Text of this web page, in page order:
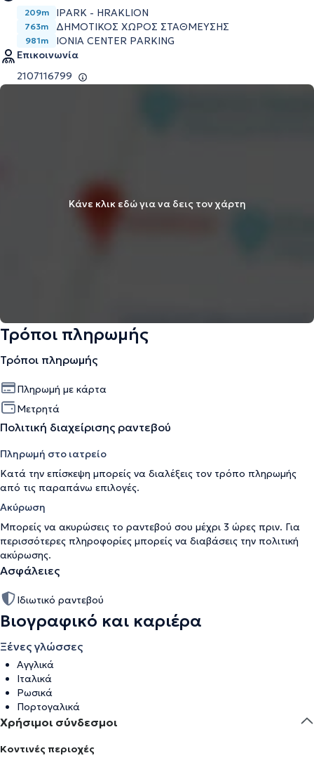
209m IPARK - HRAKLION
763m ΔΗΜΟΤΙΚΟΣ ΧΩΡΟΣ ΣΤΑΘΜΕΥΣΗΣ
981m
IONIA CENTER PARKING
Επικοινωνία
2107116799
Κάνε κλικ εδώ για να δεις τον χάρτη
Τρόποι πληρωμής
Τρόποι πληρωμής
Πληρωμή με κάρτα
Μετρητά
Πολιτική διαχείρισης ραντεβού
Πληρωμή στο ιατρείο
Κατά την επίσκεψη μπορείς να διαλέξεις τον τρόπο πληρωμής
από τις παραπάνω επιλογές.
Ακύρωση
Μπορείς να ακυρώσεις το ραντεβού σου μέχρι 3 ώρες πριν. Για
περισσότερες πληροφορίες μπορείς να διαβάσεις την πολιτική
ακύρωσης.
Ασφάλειες
Ιδιωτικό ραντεβού
Βιογραφικό και καριέρα
Ξένες γλώσσες
Αγγλικά
Ιταλικά
Ρωσικά
Πορτογαλικά
Χρήσιμοι σύνδεσμοι
Κοντινές περιοχές